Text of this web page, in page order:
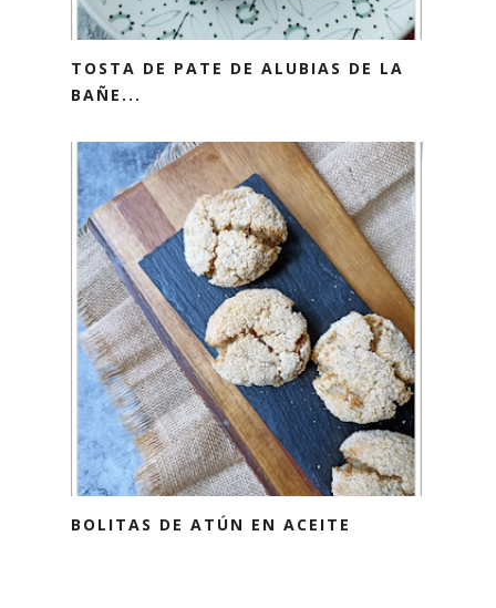
TOSTA DE PATE DE ALUBIAS DE LA
BAÑE...
BOLITAS DE ATÚN EN ACEITE